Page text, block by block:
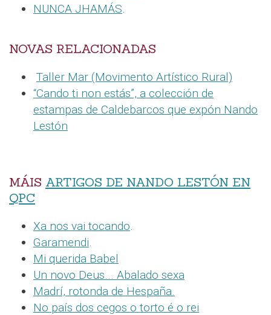
NUNCA JHAMÁS.
NOVAS RELACIONADAS
Taller Mar (Movimento Artístico Rural)
“Cando ti non estás”, a colección de
estampas de Caldebarcos que expón Nando
Lestón
MÁIS ARTIGOS DE NANDO LESTÓN EN
QPC
Xa nos vai tocando.
Garamendi.
Mi querida Babel
Un novo Deus... Abalado sexa
Madrí, rotonda de Hespaña.
No país dos cegos o torto é o rei